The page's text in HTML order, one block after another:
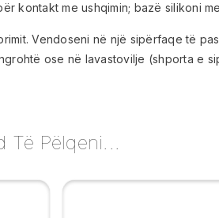
kontakt me ushqimin; bazë silikoni
Vendoseni në një sipërfaqe të
ose në lavastovilje (shporta e
Pëlqeni...